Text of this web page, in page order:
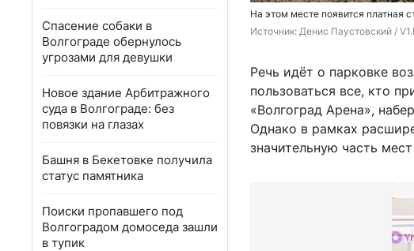
Спасение собаки в
Волгограде обернулось
угрозами для девушки
Новое здание Арбитражного
суда в Волгограде: без
повязки на глазах
Башня в Бекетовке получила
статус памятника
Поиски пропавшего под
Волгоградом домоседа зашли
в тупик
На этом месте появится платная
Источник: Денис Паустовский /
Речь идёт о парковке
пользоваться все, кто
«Волгоград Арена»,
Однако в рамках
значительную часть